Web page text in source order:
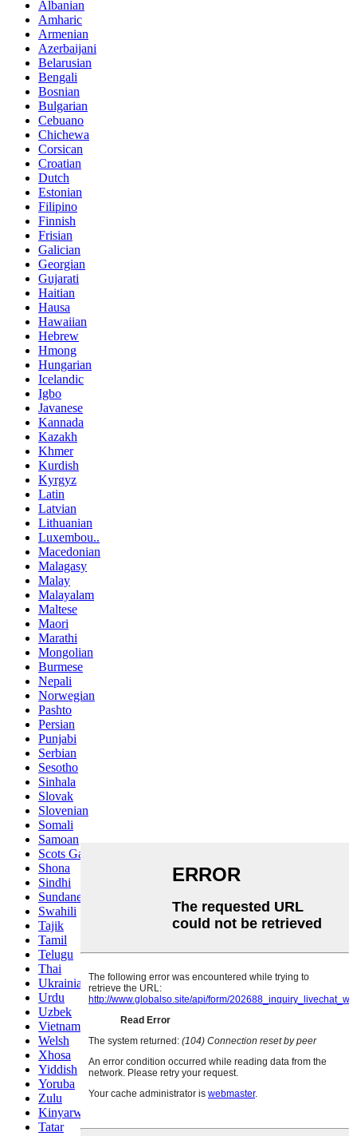
Albanian
Amharic
Armenian
Azerbaijani
Belarusian
Bengali
Bosnian
Bulgarian
Cebuano
Chichewa
Corsican
Croatian
Dutch
Estonian
Filipino
Finnish
Frisian
Galician
Georgian
Gujarati
Haitian
Hausa
Hawaiian
Hebrew
Hmong
Hungarian
Icelandic
Igbo
Javanese
Kannada
Kazakh
Khmer
Kurdish
Kyrgyz
Latin
Latvian
Lithuanian
Luxembou..
Macedonian
Malagasy
Malay
Malayalam
Maltese
Maori
Marathi
Mongolian
Burmese
Nepali
Norwegian
Pashto
Persian
Punjabi
Serbian
Sesotho
Sinhala
Slovak
Slovenian
Somali
Samoan
Scots Gaelic
Shona
Sindhi
Sundanese
Swahili
Tajik
Tamil
Telugu
Thai
Ukrainian
Urdu
Uzbek
Vietnamese
Welsh
Xhosa
Yiddish
Yoruba
Zulu
Kinyarwanda
Tatar